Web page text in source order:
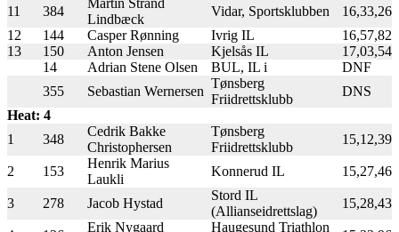
11
384
Martin Strand
Lindbæck
Vidar, Sportsklubben
16,33,26
12
144 Casper Rønning Ivrig IL
16,57,82
13
150 Anton Jensen Kjelsås IL
17,03,54
14
Adrian Stene Olsen BUL, IL i
DNF
355
Sebastian Wernersen
Tønsberg
Friidrettsklubb
DNS
Heat: 4
1
348
Cedrik Bakke
Christophersen
Tønsberg
Friidrettsklubb
15,12,39
2 153
Henrik Marius
Laukli
Konnerud IL 15,27,46
3 278 Jacob Hystad
Stord IL
(Allianseidrettslag)
15,28,43
Erik Nygaard
Haugesund Triathlon